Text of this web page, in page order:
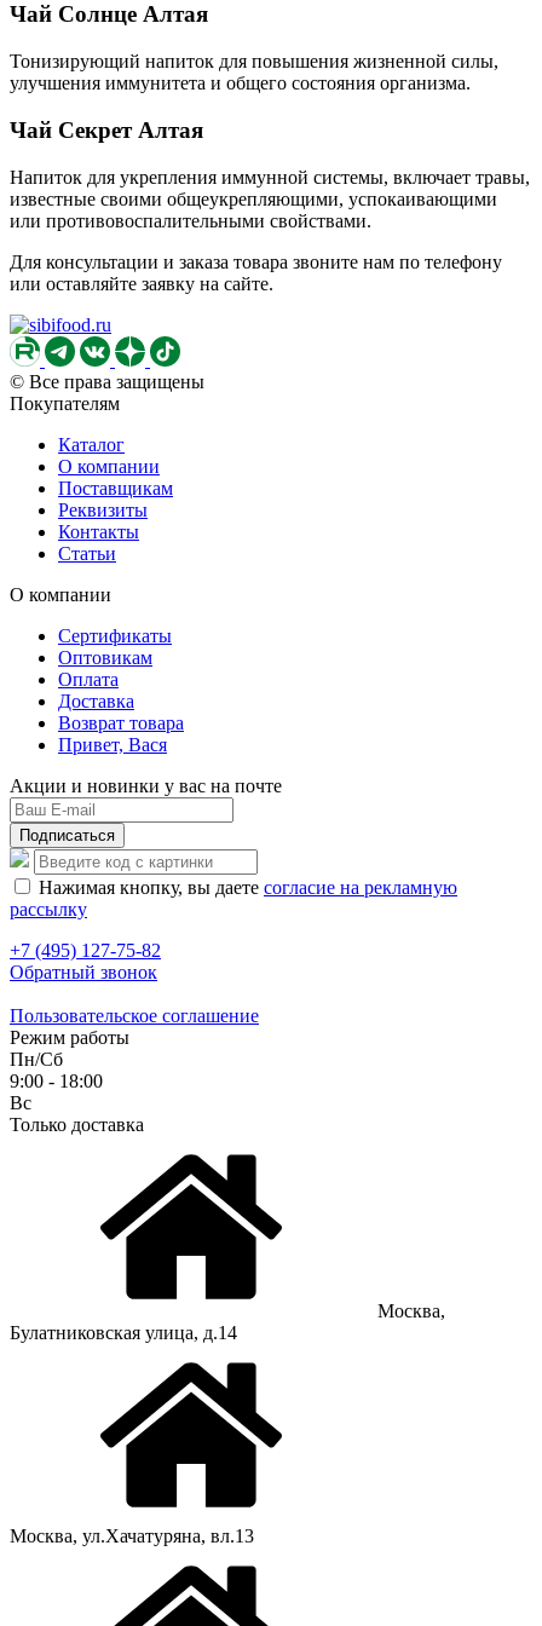
Чай Солнце Алтая
Тонизирующий напиток для повышения жизненной силы,
улучшения иммунитета и общего состояния организма.
Чай Секрет Алтая
Напиток для укрепления иммунной системы, включает травы,
известные своими общеукрепляющими, успокаивающими
или противовоспалительными свойствами.
Для консультации и заказа товара звоните нам по телефону
или оставляйте заявку на сайте.
© Все права защищены
Покупателям
Каталог
О компании
Поставщикам
Реквизиты
Контакты
Статьи
О компании
Сертификаты
Оптовикам
Оплата
Доставка
Возврат товара
Привет, Вася
Акции и новинки у вас на почте
Подписаться
Нажимая кнопку, вы даете согласие на рекламную
рассылку
+7 (495) 127-75-82
Обратный звонок
Пользовательское соглашение
Режим работы
Пн/Сб
9:00 - 18:00
Вс
Только доставка
Москва,
Булатниковская улица, д.14
Москва, ул.Хачатуряна, вл.13